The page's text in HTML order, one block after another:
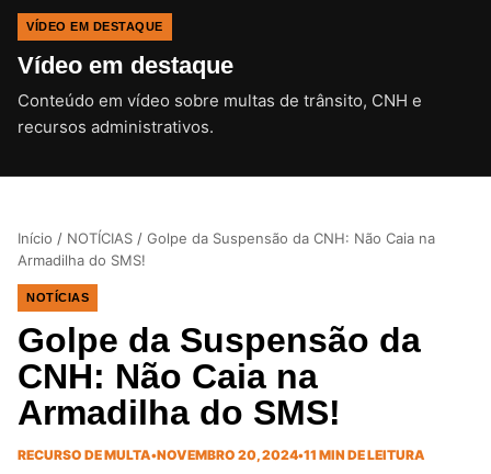
VÍDEO EM DESTAQUE
Vídeo em destaque
Conteúdo em vídeo sobre multas de trânsito, CNH e
recursos administrativos.CLIQUE PARA ATIVAR O SOM
Início / NOTÍCIAS / Golpe da Suspensão da CNH: Não Caia na
Armadilha do SMS!
NOTÍCIAS
Golpe da Suspensão da
CNH: Não Caia na
Armadilha do SMS!
RECURSO DE MULTA•NOVEMBRO 20, 2024•11 MIN DE LEITURA